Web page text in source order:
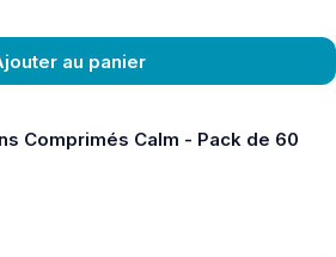
au panier
Comprimés Calm - Pack de 60